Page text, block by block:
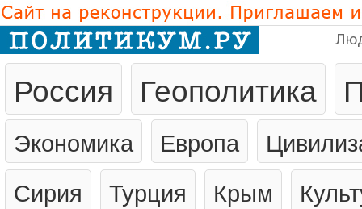
Россия Геополитика
Экономика Европа
Сирия
Турция Крым